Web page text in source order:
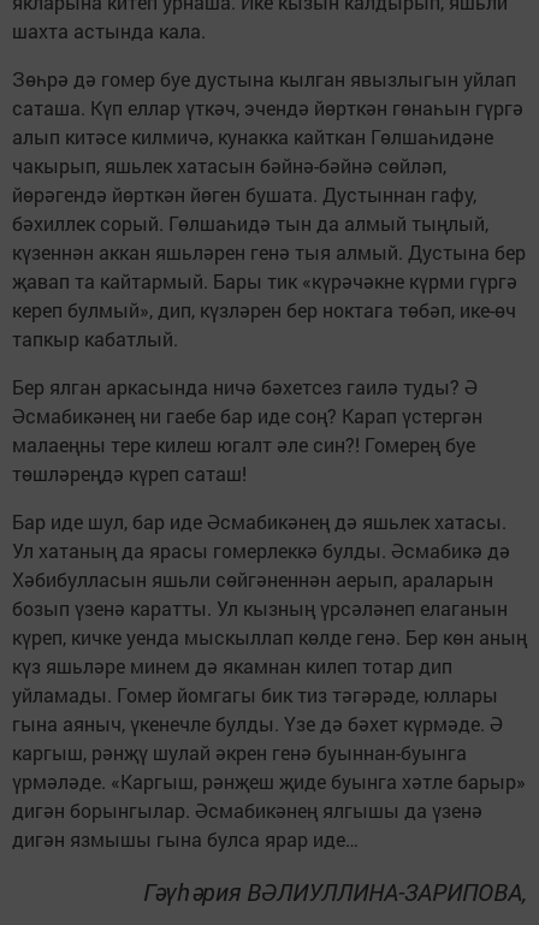
шахта астында кала.
Зөһрә дә гомер буе дустына кылган явызлыгын уйлап
саташа. Күп еллар үткәч, эчендә йөрткән гөнаһын гүргә
алып китәсе килмичә, кунакка кайткан Гөлшаһидәне
чакырып, яшьлек хатасын бәйнә-бәйнә сөйләп,
йөрәгендә йөрткән йөген бушата. Дустыннан гафу,
бәхиллек сорый. Гөлшаһидә тын да алмый тыңлый,
күзеннән аккан яшьләрен генә тыя алмый. Дустына бер
җавап та кайтармый. Бары тик «күрәчәкне күрми гүргә
кереп булмый», дип, күзләрен бер ноктага төбәп, ике-өч
тапкыр кабатлый.
Бер ялган аркасында ничә бәхетсез гаилә туды? Ә
Әсмабикәнең ни гаебе бар иде соң? Карап үстергән
малаеңны тере килеш югалт әле син?! Гомерең буе
төшләреңдә күреп саташ!
Бар иде шул, бар иде Әсмабикәнең дә яшьлек хатасы.
Ул хатаның да ярасы гомерлеккә булды. Әсмабикә дә
Хәбибулласын яшьли сөйгәненнән аерып, араларын
бозып үзенә каратты. Ул кызның үрсәләнеп елаганын
күреп, кичке уенда мыскыллап көлде генә. Бер көн аның
күз яшьләре минем дә якамнан килеп тотар дип
уйламады. Гомер йомгагы бик тиз тәгәрәде, юллары
гына аяныч, үкенечле булды. Үзе дә бәхет күрмәде. Ә
каргыш, рәнҗү шулай әкрен генә буыннан-буынга
үрмәләде. «Каргыш, рәнҗеш җиде буынга хәтле барыр»
дигән борынгылар. Әсмабикәнең ялгышы да үзенә
дигән язмышы гына булса ярар иде…
Гәүһәрия ВӘЛИУЛЛИНА-ЗАРИПОВА,